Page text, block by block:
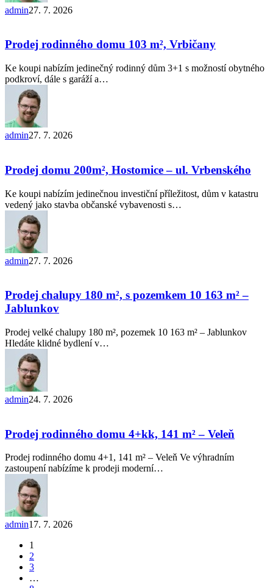
admin27. 7. 2026
domu
m²,
Vrbičany
Prodej rodinného domu 103 m², Vrbičany
Ke koupi nabízím jedinečný rodinný dům 3+1 s možností obytného
podkroví, dále s garáží a…
admin27. 7. 2026
200m²,
Hostomice
–
ul.
Vrbenského
Prodej domu 200m², Hostomice – ul. Vrbenského
Ke koupi nabízím jedinečnou investiční příležitost, dům v katastru
vedený jako stavba občanské vybavenosti s…
admin27. 7. 2026
180
m²,
s pozemkem
–
Jablunkov
Prodej chalupy 180 m², s pozemkem 10 163 m² –
Jablunkov
Prodej velké chalupy 180 m², pozemek 10 163 m² – Jablunkov
Hledáte klidné bydlení v…
admin24. 7. 2026
domu
4+kk,
141 m²
–
Veleň
Prodej rodinného domu 4+kk, 141 m² – Veleň
Prodej rodinného domu 4+1, 141 m² – Veleň Ve výhradním
zastoupení nabízíme k prodeji moderní…
admin17. 7. 2026
1
2
3
…